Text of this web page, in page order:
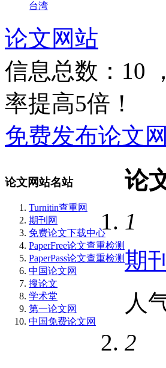
台湾
论文网站
信息总数： 10
率提高5倍！
免费发布论文
论文网站名站
Turnitin查重网
期刊网
免费论文下载中心
PaperFree论文查重检测
PaperPass论文查重检测
中国论文网
搜论文
学术堂
第一论文网
中国免费论文网
论
1
期
人
2